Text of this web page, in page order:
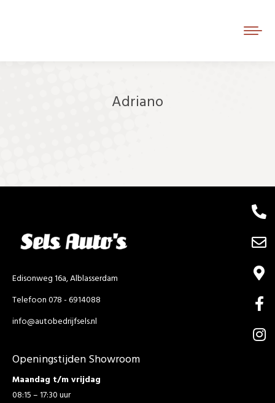
Adriano
Edisonweg 16a, Alblasserdam
Telefoon 078 - 6914088
info@autobedrijfsels.nl
Openingstijden Showroom
Maandag t/m vrijdag
08:15 – 17:30 uur